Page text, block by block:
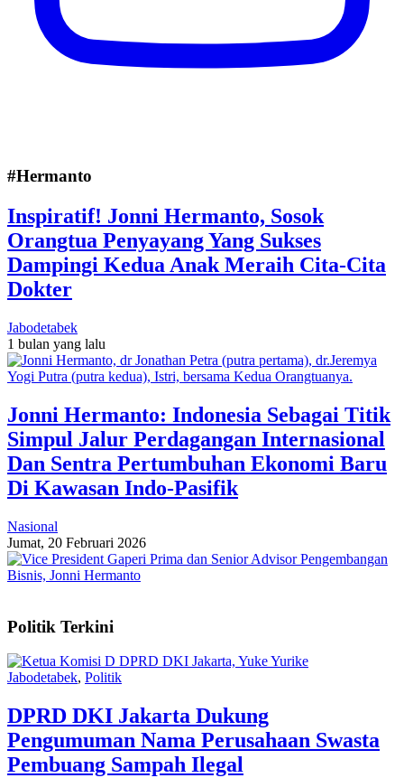
#Hermanto
Inspiratif! Jonni Hermanto, Sosok
Orangtua Penyayang Yang Sukses
Dampingi Kedua Anak Meraih Cita-Cita
Dokter
Jabodetabek
1 bulan yang lalu
Jonni Hermanto: Indonesia Sebagai Titik
Simpul Jalur Perdagangan Internasional
Dan Sentra Pertumbuhan Ekonomi Baru
Di Kawasan Indo-Pasifik
Nasional
Jumat, 20 Februari 2026
Politik Terkini
Jabodetabek, Politik
DPRD DKI Jakarta Dukung
Pengumuman Nama Perusahaan Swasta
Pembuang Sampah Ilegal